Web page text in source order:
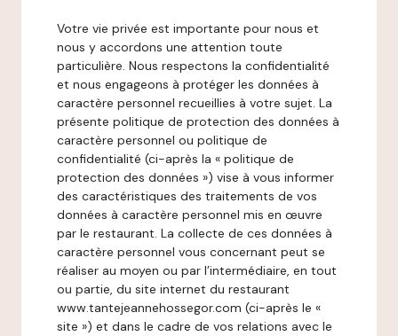
Votre vie privée est importante pour nous et
nous y accordons une attention toute
particulière. Nous respectons la confidentialité
et nous engageons à protéger les données à
caractère personnel recueillies à votre sujet. La
présente politique de protection des données à
caractère personnel ou politique de
confidentialité (ci-après la « politique de
protection des données ») vise à vous informer
des caractéristiques des traitements de vos
données à caractère personnel mis en œuvre
par le restaurant. La collecte de ces données à
caractère personnel vous concernant peut se
réaliser au moyen ou par l’intermédiaire, en tout
ou partie, du site internet du restaurant
www.tantejeannehossegor.com (ci-après le «
site ») et dans le cadre de vos relations avec le